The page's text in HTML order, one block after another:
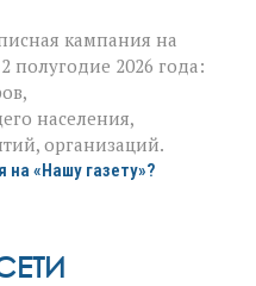
кампания на
полугодие 2026 года:
населения,
организаций.
«Нашу газету»?